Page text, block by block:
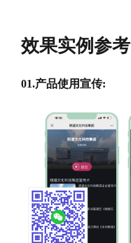
效果实例参考
01.产品使用宣传: